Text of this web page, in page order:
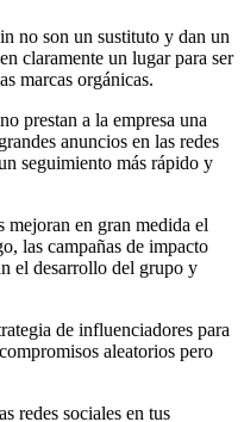
no son un sustituto y dan un
claramente un lugar para ser
marcas orgánicas.
prestan a la empresa una
anuncios en las redes
seguimiento más rápido y
mejoran en gran medida el
las campañas de impacto
el desarrollo del grupo y
de influenciadores para
aleatorios pero
redes sociales en tus